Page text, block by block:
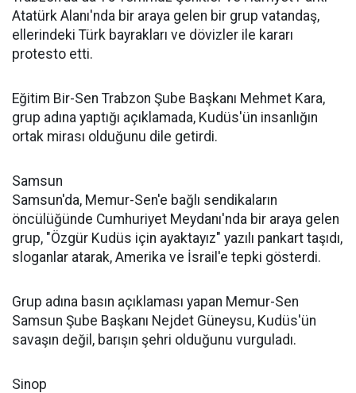
Atatürk Alanı'nda bir araya gelen bir grup vatandaş,
ellerindeki Türk bayrakları ve dövizler ile kararı
protesto etti.
Eğitim Bir-Sen Trabzon Şube Başkanı Mehmet Kara,
grup adına yaptığı açıklamada, Kudüs'ün insanlığın
ortak mirası olduğunu dile getirdi.
Samsun
Samsun'da, Memur-Sen'e bağlı sendikaların
öncülüğünde Cumhuriyet Meydanı'nda bir araya gelen
grup, "Özgür Kudüs için ayaktayız" yazılı pankart taşıdı,
sloganlar atarak, Amerika ve İsrail'e tepki gösterdi.
Grup adına basın açıklaması yapan Memur-Sen
Samsun Şube Başkanı Nejdet Güneysu, Kudüs'ün
savaşın değil, barışın şehri olduğunu vurguladı.
Sinop